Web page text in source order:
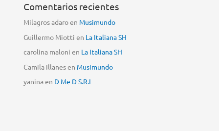
Comentarios recientes
Milagros adaroen Musimundo
Guillermo Miotti en La Italiana SH
carolina maloni en La Italiana SH
Camila illanesen Musimundo
yaninaen D Me D S.R.L